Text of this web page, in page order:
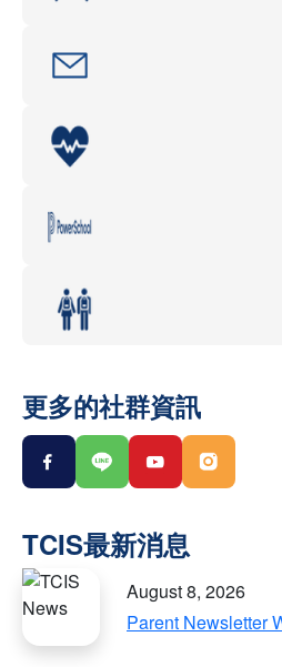
更多的社群資訊
August 8, 2026
Parent Newsletter